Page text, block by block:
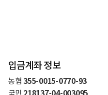
입금계좌 정보
농협355-0015-0770-93